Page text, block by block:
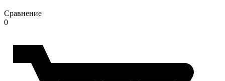
Сравнение
0